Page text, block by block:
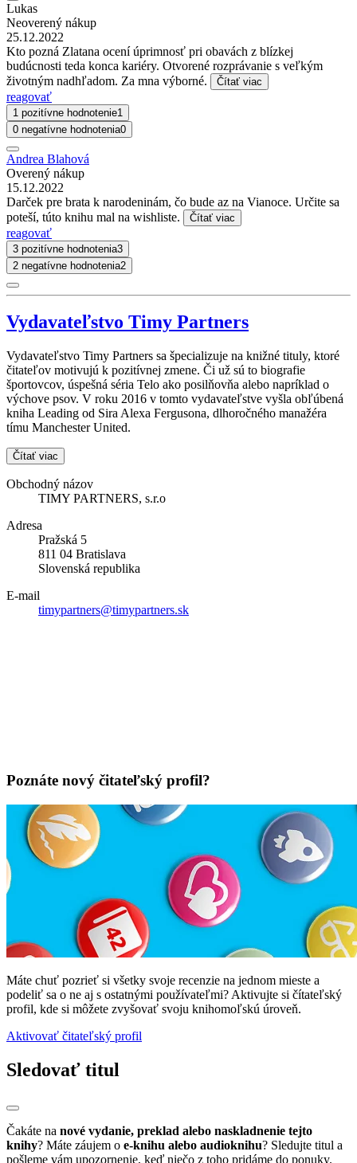
Lukas
Neoverený nákup
25.12.2022
Kto pozná Zlatana ocení úprimnosť pri obavách z blízkej
budúcnosti teda konca kariéry. Otvorené rozprávanie s veľkým
životným nadhľadom. Za mna výborné.
Čítať viac
reagovať
1 pozitívne hodnotenie1
0 negatívne hodnotenia0
Andrea Blahová
Overený nákup
15.12.2022
Darček pre brata k narodeninám, čo bude az na Vianoce. Určite sa
poteší, túto knihu mal na wishliste.
Čítať viac
reagovať
3 pozitívne hodnotenia3
2 negatívne hodnotenia2
Vydavateľstvo Timy Partners
Vydavateľstvo Timy Partners sa špecializuje na knižné tituly, ktoré
čitateľov motivujú k pozitívnej zmene. Či už sú to biografie
športovcov, úspešná séria Telo ako posilňovňa alebo napríklad o
výchove psov. V roku 2016 v tomto vydavateľstve vyšla obľúbená
kniha Leading od Sira Alexa Fergusona, dlhoročného manažéra
tímu Manchester United.
Čítať viac
Obchodný názov
TIMY PARTNERS, s.r.o
Adresa
Pražská 5
811 04 Bratislava
Slovenská republika
E-mail
timypartners@timypartners.sk
Poznáte nový čitateľský profil?
Máte chuť pozrieť si všetky svoje recenzie na jednom mieste a
podeliť sa o ne aj s ostatnými používateľmi? Aktivujte si čítateľský
profil, kde si môžete zvyšovať svoju knihomoľskú úroveň.
Aktivovať čitateľský profil
Sledovať titul
Čakáte na nové vydanie, preklad alebo naskladnenie tejto
knihy? Máte záujem o e-knihu alebo audioknihu? Sledujte titul a
pošleme vám upozornenie, keď niečo z toho pridáme do ponuky.